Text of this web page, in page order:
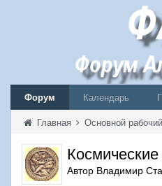
Форум Календарь
Главная Основной
Автор Владимир